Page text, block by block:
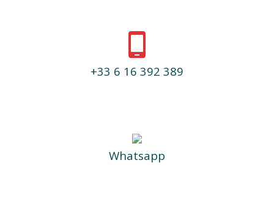
+33 6 16 392 389
Whatsapp